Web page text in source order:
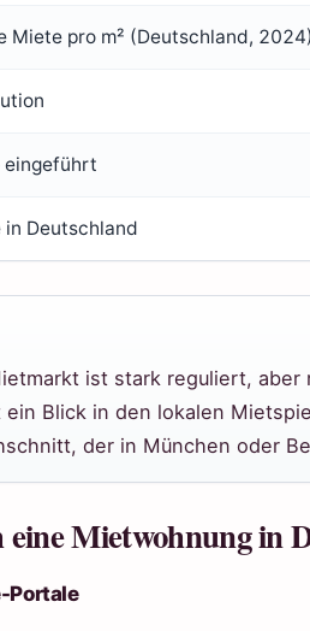
Miete pro m² (Deutschland,
eingeführt
Deutschland
ist stark reguliert,
Blick in den lokalen
der in München oder
Mietwohnung in
Portale